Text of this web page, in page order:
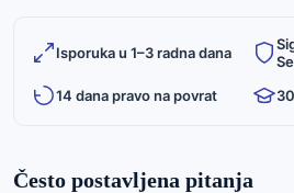
Isporuka u 1–3 radna dana
14 dana pravo na povrat
Često postavljena pitanja